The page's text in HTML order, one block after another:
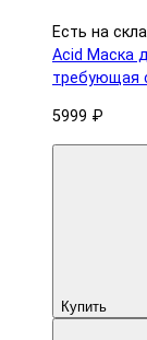
Есть на
Acid Маска
требующая
5999 ₽
Купить